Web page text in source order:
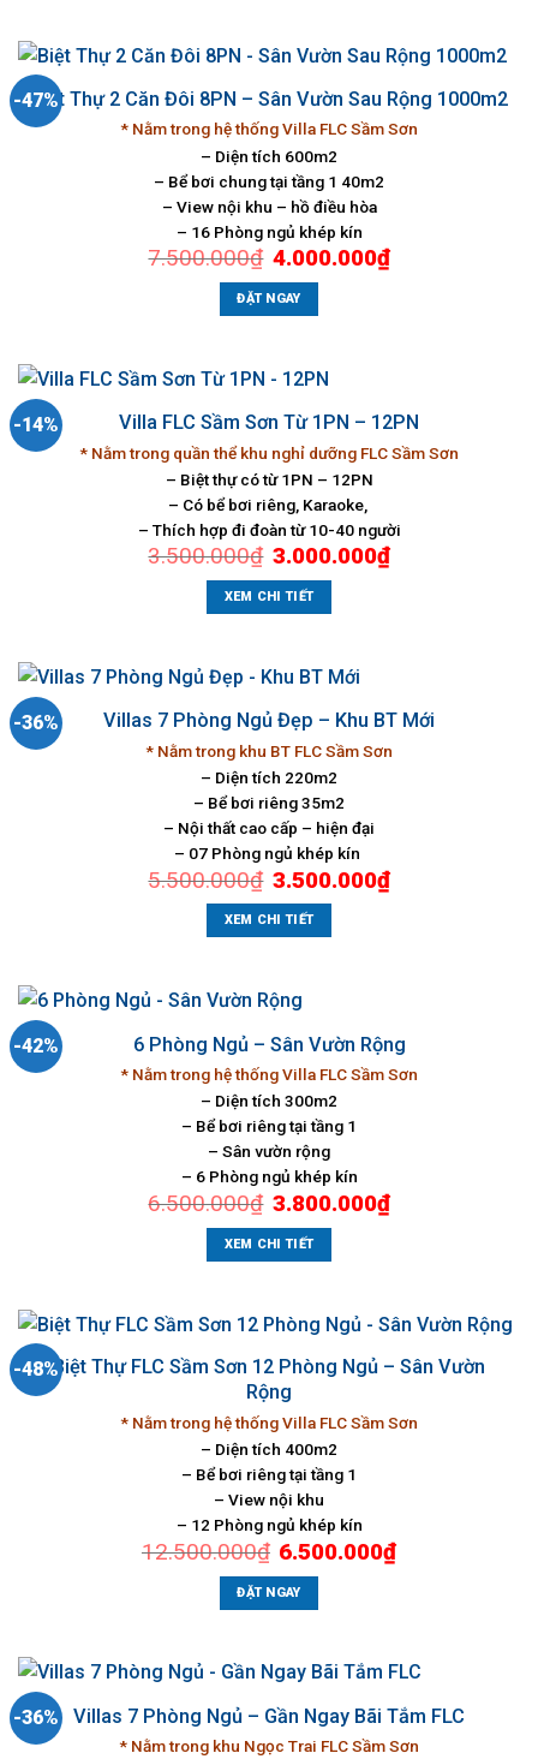
-47%
Biệt Thự 2 Căn Đôi 8PN – Sân Vườn Sau Rộng 1000m2
* Nằm trong hệ thống Villa FLC Sầm Sơn
– Diện tích 600m2
– Bể bơi chung tại tầng 1 40m2
– View nội khu – hồ điều hòa
– 16 Phòng ngủ khép kín
7.500.000₫ Giá
gốc
là:
7.500.000₫.
4.000.000₫Giá
hiện
ĐẶT NGAY
-14% Villa FLC Sầm Sơn Từ 1PN – 12PN
* Nằm trong quần thể khu nghỉ dưỡng FLC Sầm Sơn
– Biệt thự có từ 1PN – 12PN
– Có bể bơi riêng, Karaoke,
– Thích hợp đi đoàn từ 10-40 người
3.500.000₫ Giá
gốc
là:
3.500.000₫.
3.000.000₫Giá
hiện
XEM CHI TIẾT
-36% Villas 7 Phòng Ngủ Đẹp – Khu BT Mới
* Nằm trong khu BT FLC Sầm Sơn
– Diện tích 220m2
– Bể bơi riêng 35m2
– Nội thất cao cấp – hiện đại
– 07 Phòng ngủ khép kín
5.500.000₫ Giá
gốc
là:
5.500.000₫.
3.500.000₫Giá
hiện
XEM CHI TIẾT
-42% 6 Phòng Ngủ – Sân Vườn Rộng
* Nằm trong hệ thống Villa FLC Sầm Sơn
– Diện tích 300m2
– Bể bơi riêng tại tầng 1
– Sân vườn rộng
– 6 Phòng ngủ khép kín
6.500.000₫ Giá
gốc
là:
6.500.000₫.
3.800.000₫Giá
hiện
XEM CHI TIẾT
-48%Biệt Thự FLC Sầm Sơn 12 Phòng Ngủ – Sân Vườn
Rộng
* Nằm trong hệ thống Villa FLC Sầm Sơn
– Diện tích 400m2
– Bể bơi riêng tại tầng 1
– View nội khu
– 12 Phòng ngủ khép kín
12.500.000₫ Giá
gốc
là:
12.500.000₫.
6.500.000₫Giá
ĐẶT NGAY
-36% Villas 7 Phòng Ngủ – Gần Ngay Bãi Tắm FLC
* Nằm trong khu Ngọc Trai FLC Sầm Sơn